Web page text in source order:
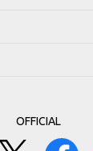
OFFICIAL